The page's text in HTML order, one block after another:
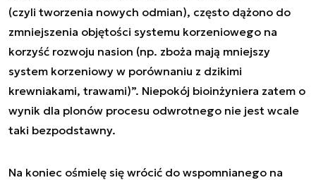
(czyli tworzenia nowych odmian), często dążono do
zmniejszenia objętości systemu korzeniowego na
korzyść rozwoju nasion (np. zboża mają mniejszy
system korzeniowy w porównaniu z dzikimi
krewniakami, trawami)”. Niepokój bioinżyniera zatem o
wynik dla plonów procesu odwrotnego nie jest wcale
taki bezpodstawny.
Na koniec ośmielę się wrócić do wspomnianego na